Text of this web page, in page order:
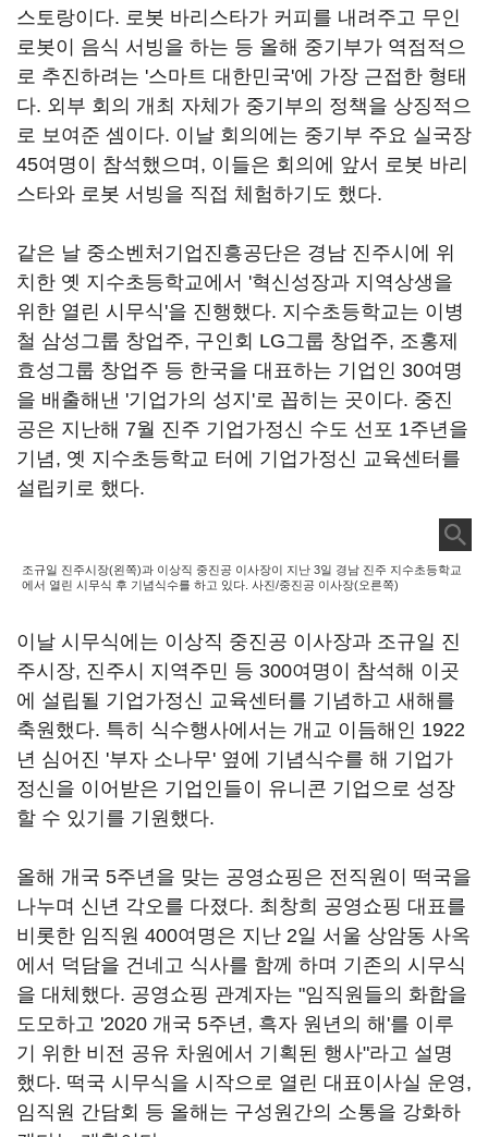
스토랑이다. 로봇 바리스타가 커피를 내려주고 무인
로봇이 음식 서빙을 하는 등 올해 중기부가 역점적으
로 추진하려는 '스마트 대한민국'에 가장 근접한 형태
다. 외부 회의 개최 자체가 중기부의 정책을 상징적으
로 보여준 셈이다. 이날 회의에는 중기부 주요 실국장
45여명이 참석했으며, 이들은 회의에 앞서 로봇 바리
스타와 로봇 서빙을 직접 체험하기도 했다.
같은 날 중소벤처기업진흥공단은 경남 진주시에 위
치한 옛 지수초등학교에서 '혁신성장과 지역상생을
위한 열린 시무식'을 진행했다. 지수초등학교는 이병
철 삼성그룹 창업주, 구인회 LG그룹 창업주, 조홍제
효성그룹 창업주 등 한국을 대표하는 기업인 30여명
을 배출해낸 '기업가의 성지'로 꼽히는 곳이다. 중진
공은 지난해 7월 진주 기업가정신 수도 선포 1주년을
기념, 옛 지수초등학교 터에 기업가정신 교육센터를
설립키로 했다.
조규일 진주시장(왼쪽)과 이상직 중진공 이사장이 지난 3일 경남 진주 지수초등학교
에서 열린 시무식 후 기념식수를 하고 있다. 사진/중진공 이사장(오른쪽)
이날 시무식에는 이상직 중진공 이사장과 조규일 진
주시장, 진주시 지역주민 등 300여명이 참석해 이곳
에 설립될 기업가정신 교육센터를 기념하고 새해를
축원했다. 특히 식수행사에서는 개교 이듬해인 1922
년 심어진 '부자 소나무' 옆에 기념식수를 해 기업가
정신을 이어받은 기업인들이 유니콘 기업으로 성장
할 수 있기를 기원했다.
올해 개국 5주년을 맞는 공영쇼핑은 전직원이 떡국을
나누며 신년 각오를 다졌다. 최창희 공영쇼핑 대표를
비롯한 임직원 400여명은 지난 2일 서울 상암동 사옥
에서 덕담을 건네고 식사를 함께 하며 기존의 시무식
을 대체했다. 공영쇼핑 관계자는 "임직원들의 화합을
도모하고 '2020 개국 5주년, 흑자 원년의 해'를 이루
기 위한 비전 공유 차원에서 기획된 행사"라고 설명
했다. 떡국 시무식을 시작으로 열린 대표이사실 운영,
임직원 간담회 등 올해는 구성원간의 소통을 강화하